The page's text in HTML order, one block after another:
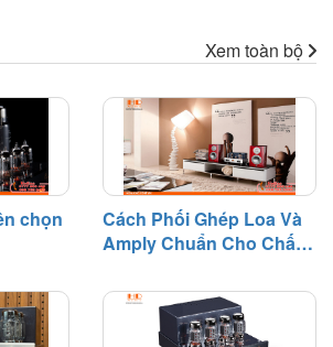
dàn âm thanh.
nào cần thay bóng đèn?". Trên
kiện có tuổi thọ nhất định và sẽ
dần suy giảm hiệu suất sau một
thời gian hoạt động.
Xem toàn bộ
chọn
Cách Phối Ghép Loa Và
Amply Chuẩn Cho Chất